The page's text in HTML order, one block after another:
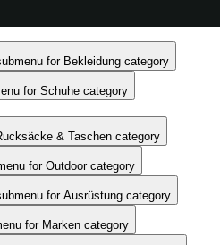
for Bekleidung category
for Schuhe category
& Taschen category
for Outdoor category
for Ausrüstung category
for Marken category